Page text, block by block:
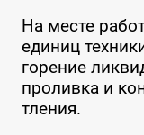
На месте
единиц
горение
проливка и
тления.